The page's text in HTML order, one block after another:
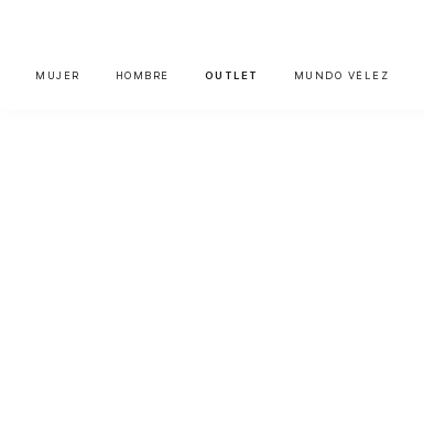
MUJER HOMBRE OUTLET MUNDO VÉLEZ